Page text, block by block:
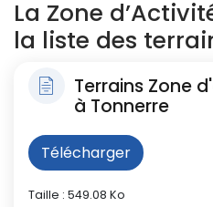
La Zone
la liste des
Terrains Zone
à Tonnerre
Télécharger
Taille : 549.08 Ko